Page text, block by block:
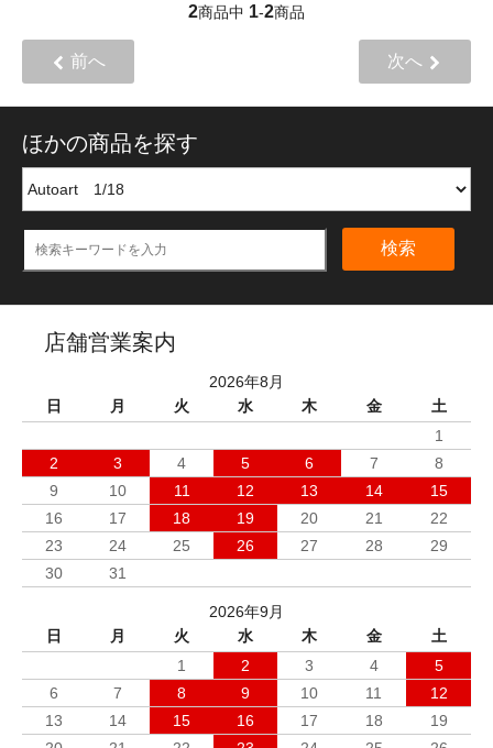
2商品中 1-2商品
前へ 次へ
ほかの商品を探す
検索
店舗営業案内
2026年8月
日
月 火 水 木 金
土
1
2
3 4 5 6 7
8
9
10 11 12 13 14
15
16
17 18 19 20 21
22
23
24 25 26 27 28
29
30
31
2026年9月
日
月 火 水 木 金
土
1
2 3 4
5
6
7 8 9 10 11
12
13
14 15 16 17 18
19